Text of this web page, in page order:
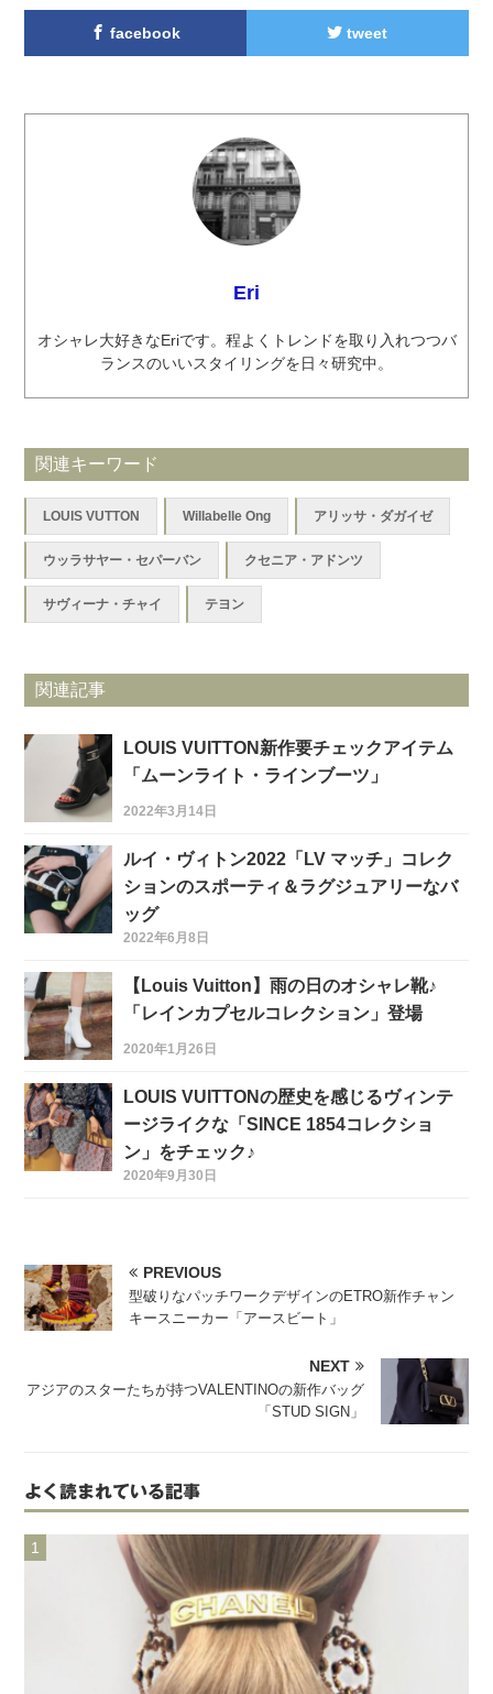
facebook tweet
Eri
オシャレ大好きなEriです。程よくトレンドを取り入れつつバ
ランスのいいスタイリングを日々研究中。
関連キーワード
LOUIS VUTTON Willabelle Ong アリッサ・ダガイゼ
ウッラサヤー・セパーバン クセニア・アドンツ
サヴィーナ・チャイ テヨン
関連記事
LOUIS VUITTON新作要チェックアイテム
「ムーンライト・ラインブーツ」
2022年3月14日
ルイ・ヴィトン2022「LV マッチ」コレク
ションのスポーティ＆ラグジュアリーなバ
ッグ
2022年6月8日
【Louis Vuitton】雨の日のオシャレ靴♪
「レインカプセルコレクション」登場
2020年1月26日
LOUIS VUITTONの歴史を感じるヴィンテ
ージライクな「SINCE 1854コレクショ
ン」をチェック♪
2020年9月30日
PREVIOUS
型破りなパッチワークデザインのETRO新作チャン
キースニーカー「アースビート」
NEXT
アジアのスターたちが持つVALENTINOの新作バッグ
「STUD SIGN」
よく読まれている記事